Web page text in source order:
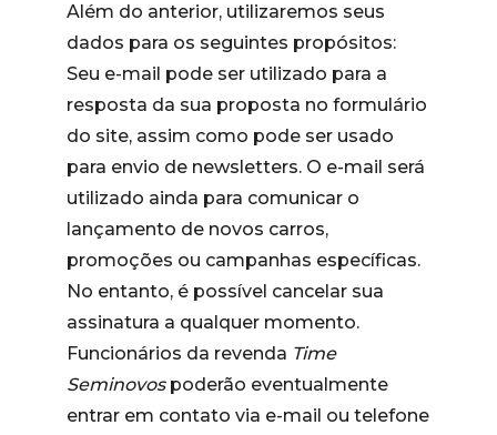
Além do anterior, utilizaremos seus
dados para os seguintes propósitos:
Seu e-mail pode ser utilizado para a
resposta da sua proposta no formulário
do site, assim como pode ser usado
para envio de newsletters. O e-mail será
utilizado ainda para comunicar o
lançamento de novos carros,
promoções ou campanhas específicas.
No entanto, é possível cancelar sua
assinatura a qualquer momento.
Funcionários da revenda Time
Seminovospoderão eventualmente
entrar em contato via e-mail ou telefone